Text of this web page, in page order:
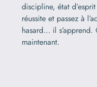
discipline, état
réussite et passez à
hasard… il
maintenant.